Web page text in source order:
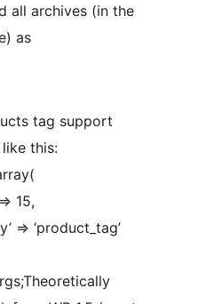
all archives (in the
as
tag support
this:
15,
=> ‘product_tag’